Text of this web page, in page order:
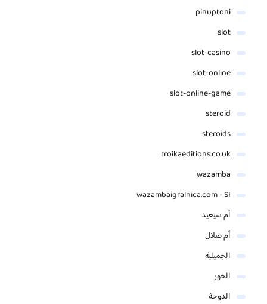
pinuptoni
slot
slot-casino
slot-online
slot-online-game
steroid
steroids
troikaeditions.co.uk
wazamba
wazambaigralnica.com - SI
أم سيعيد
أم صلال
الجميلية
الخور
الدوحة